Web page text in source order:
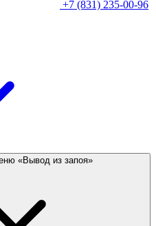
+7 (831) 235-00-96
«Вывод из запоя»